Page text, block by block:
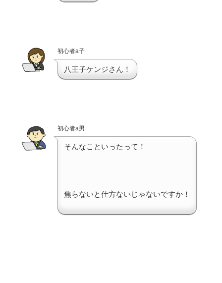
初心者a子
八王子ケンジさん！
初心者a男
そんなこといったって！
焦らないと仕方ないじゃないですか！